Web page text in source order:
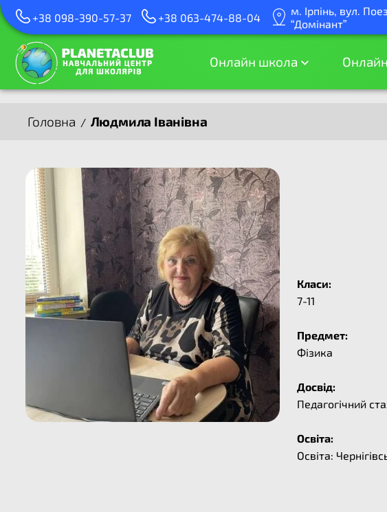
+38 098-390-57-37 +38 063-474-88-04
м. Ірпінь, вул.
“Домінант”
Онлайн школа
Головна / Людмила Іванівна
Класи:
7-11
Предмет:
Фізика
Досвід:
Педагогічний
Освіта:
Освіта: